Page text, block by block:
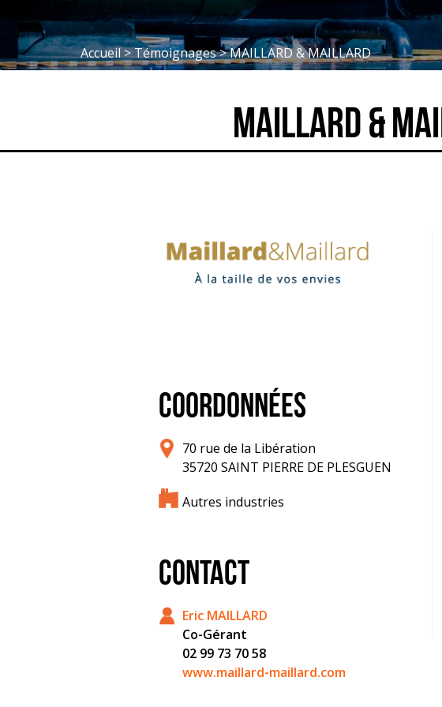
Accueil>Témoignages>MAILLARD & MAILLARD
MAILLARD &
COORDONNÉES
70 rue de la Libération
35720 SAINT PIERRE DE PLESGUEN
Autres industries
CONTACT
Eric MAILLARD
Co-Gérant
02 99 73 70 58
www.maillard-maillard.com